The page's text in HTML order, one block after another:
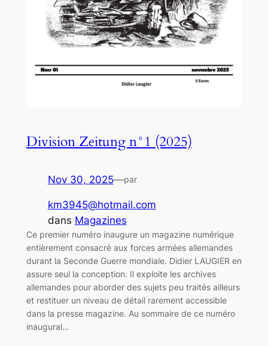
Division Zeitung n°1 (2025)
Nov 30, 2025—par
km3945@hotmail.com
dans Magazines
Ce premier numéro inaugure un magazine numérique
entièrement consacré aux forces armées allemandes
durant la Seconde Guerre mondiale. Didier LAUGIER en
assure seul la conception. Il exploite les archives
allemandes pour aborder des sujets peu traités ailleurs
et restituer un niveau de détail rarement accessible
dans la presse magazine. Au sommaire de ce numéro
inaugural…